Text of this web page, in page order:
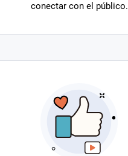
conectar con el público.